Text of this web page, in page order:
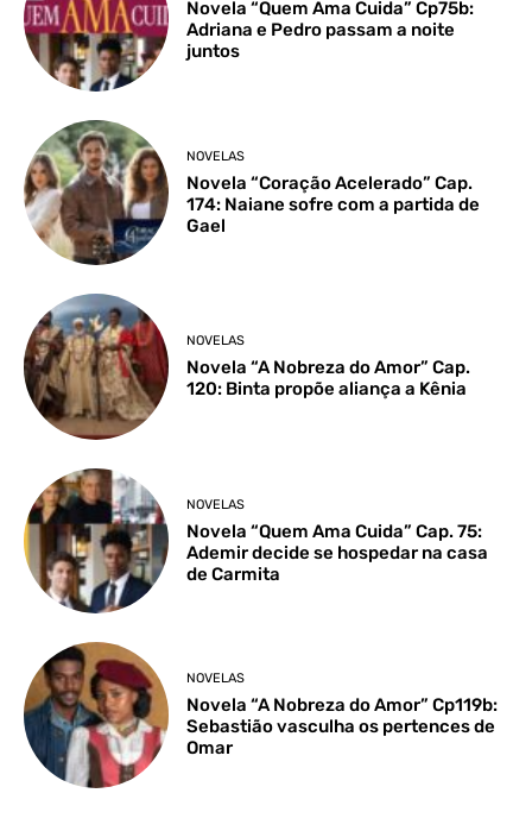
Novela “Quem Ama Cuida” Cp75b:
Adriana e Pedro passam a noite
juntos
NOVELAS
Novela “Coração Acelerado” Cap.
174: Naiane sofre com a partida de
Gael
NOVELAS
Novela “A Nobreza do Amor” Cap.
120: Binta propõe aliança a Kênia
NOVELAS
Novela “Quem Ama Cuida” Cap. 75:
Ademir decide se hospedar na casa
de Carmita
NOVELAS
Novela “A Nobreza do Amor” Cp119b:
Sebastião vasculha os pertences de
Omar